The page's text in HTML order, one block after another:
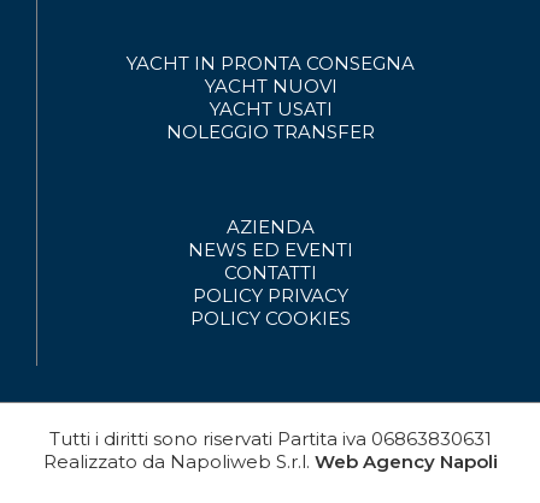
YACHT IN PRONTA CONSEGNA
YACHT NUOVI
YACHT USATI
NOLEGGIO TRANSFER
AZIENDA
NEWS ED EVENTI
CONTATTI
POLICY PRIVACY
POLICY COOKIES
Tutti i diritti sono riservati Partita iva 06863830631
Realizzato da Napoliweb S.r.l. Web Agency Napoli